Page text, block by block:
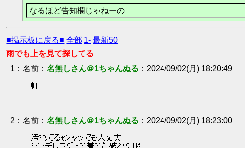
なるほど告知欄じゃねーの
■掲示板に戻る■ 全部 1- 最新50
雨でも上を見て探してる
1 ： 名無しさん＠1ちゃんぬる 2024/09/02(月) 18:20:49
虹
2 ： 名無しさん＠1ちゃんぬる 2024/09/02(月) 18:23:00
汚れてるtシャツでも大丈夫